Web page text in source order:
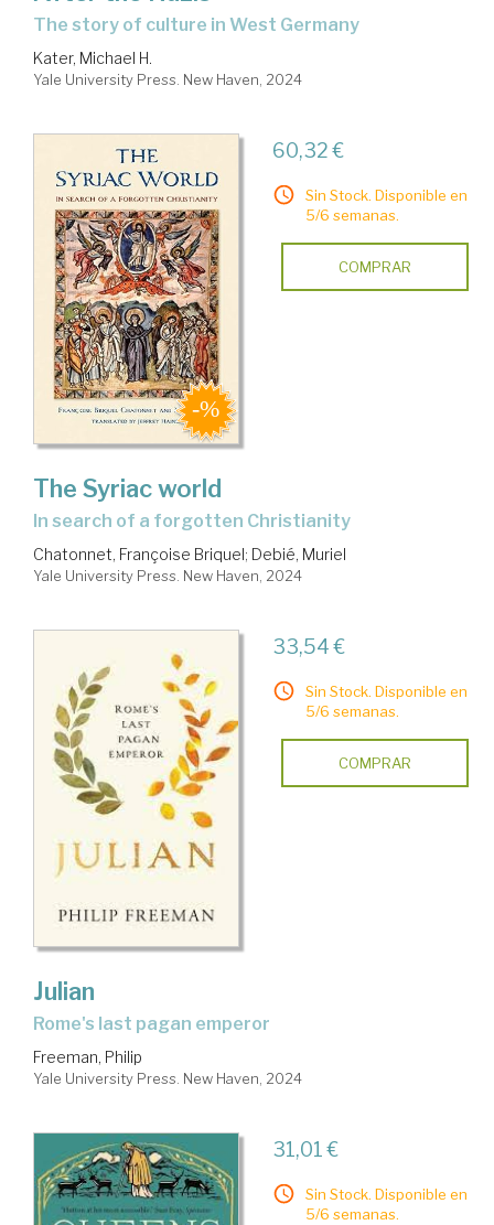
the story of culture in West Germany
Kater, Michael H.
Yale University Press. New Haven, 2024
60,32 €
Sin Stock. Disponible en
5/6 semanas.
COMPRAR
The Syriac world
in search of a forgotten Christianity
Chatonnet, Françoise Briquel ; Debié, Muriel
Yale University Press. New Haven, 2024
33,54 €
Sin Stock. Disponible en
5/6 semanas.
COMPRAR
Julian
Rome's last pagan emperor
Freeman, Philip
Yale University Press. New Haven, 2024
31,01 €
Sin Stock. Disponible en
5/6 semanas.